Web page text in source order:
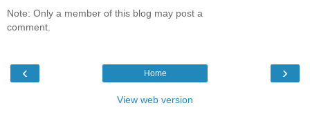
Note: Only a member of this blog may post a
comment.
‹ ›
Home
View web version